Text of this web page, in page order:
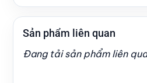
Sản phẩm liên quan
Đang tải sản phẩm liên